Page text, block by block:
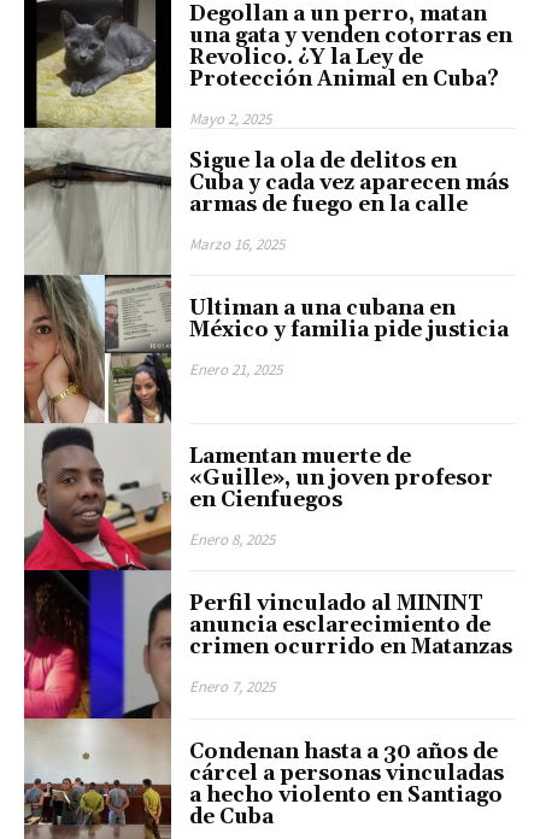
Degollan a un perro, matan
una gata y venden cotorras en
Revolico. ¿Y la Ley de
Protección Animal en Cuba?
Mayo 2, 2025
Sigue la ola de delitos en
Cuba y cada vez aparecen más
armas de fuego en la calle
Marzo 16, 2025
Ultiman a una cubana en
México y familia pide justicia
Enero 21, 2025
Lamentan muerte de
«Guille», un joven profesor
en Cienfuegos
Enero 8, 2025
Perfil vinculado al MININT
anuncia esclarecimiento de
crimen ocurrido en Matanzas
Enero 7, 2025
Condenan hasta a 30 años de
cárcel a personas vinculadas
a hecho violento en Santiago
de Cuba